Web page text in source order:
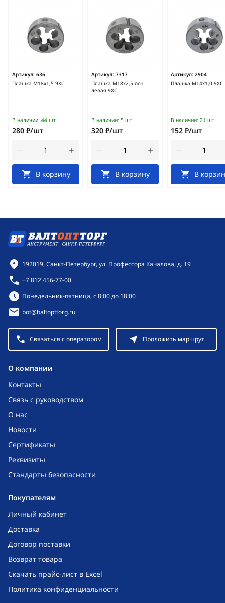
Артикул: 636
Плашка М18х1,5 9ХС
В наличии: 44 шт
280 ₽/шт
В корзину
Артикул: 7317
Плашка М18х2,5 осн.
левая 9ХС
В наличии: 5 шт
320 ₽/шт
В корзину
Артикул: 2904
Плашка М14х1,0 9ХС
В наличии: 21 шт
152 ₽/шт
В
O компании
Контакты
Связь с руководством
О нас
Новости
Сертификаты
Реквизиты
Стандарты безопасности
Покупателям
Личный кабинет
Доставка
Договор поставки
Возврат товара
Скачать прайс-лист в Excel
Политика конфиденциальности
Контактная информация
192019, Санкт-Петербург, ул. Профессора Качалова, д. 19
+7 812 456-77-00
Режим работы:
Понедельник-пятница, с 8:00 до 18:00
bot@baltopttorg.ru
Связаться с оператором Проложить маршрут